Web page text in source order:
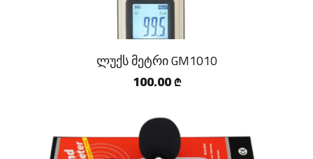
ლუქს მეტრი GM1010
100.00 ₾